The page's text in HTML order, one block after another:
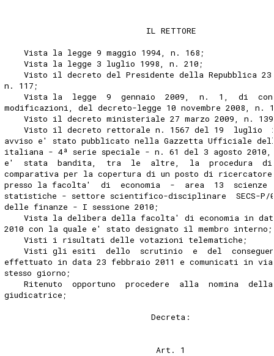
                             IL RETTORE
    Vista la legge 9 maggio 1994, n. 168;
    Vista la legge 3 luglio 1998, n. 210;
Visto il decreto del Presidente della Repubblica
n. 117;
Vista la  legge  9  gennaio  2009,  n.  1,  di
modificazioni, del decreto-legge 10 novembre 2008, n.
Visto il decreto ministeriale 27 marzo 2009, n.
Visto il decreto rettorale n. 1567 del 19  luglio
avviso e' stato pubblicato nella Gazzetta Ufficiale
italiana - 4ª serie speciale - n. 61 del 3 agosto
e'  stata  bandita,  tra  le  altre,  la  procedura  di
comparativa per la copertura di un posto di
presso la facolta'  di  economia  -  area  13  scienze
statistiche - settore scientifico-disciplinare  SECS-P/
delle finanze - I sessione 2010;
Vista la delibera della facolta' di economia in
2010 con la quale e' stato designato il membro
    Visti i risultati delle votazioni telematiche;
Visti gli esiti  dello  scrutinio  e  del
effettuato in data 23 febbraio 2011 e comunicati in
stesso giorno;
Ritenuto  opportuno  procedere  alla  nomina
giudicatrice;
                              Decreta:
                               Art. 1